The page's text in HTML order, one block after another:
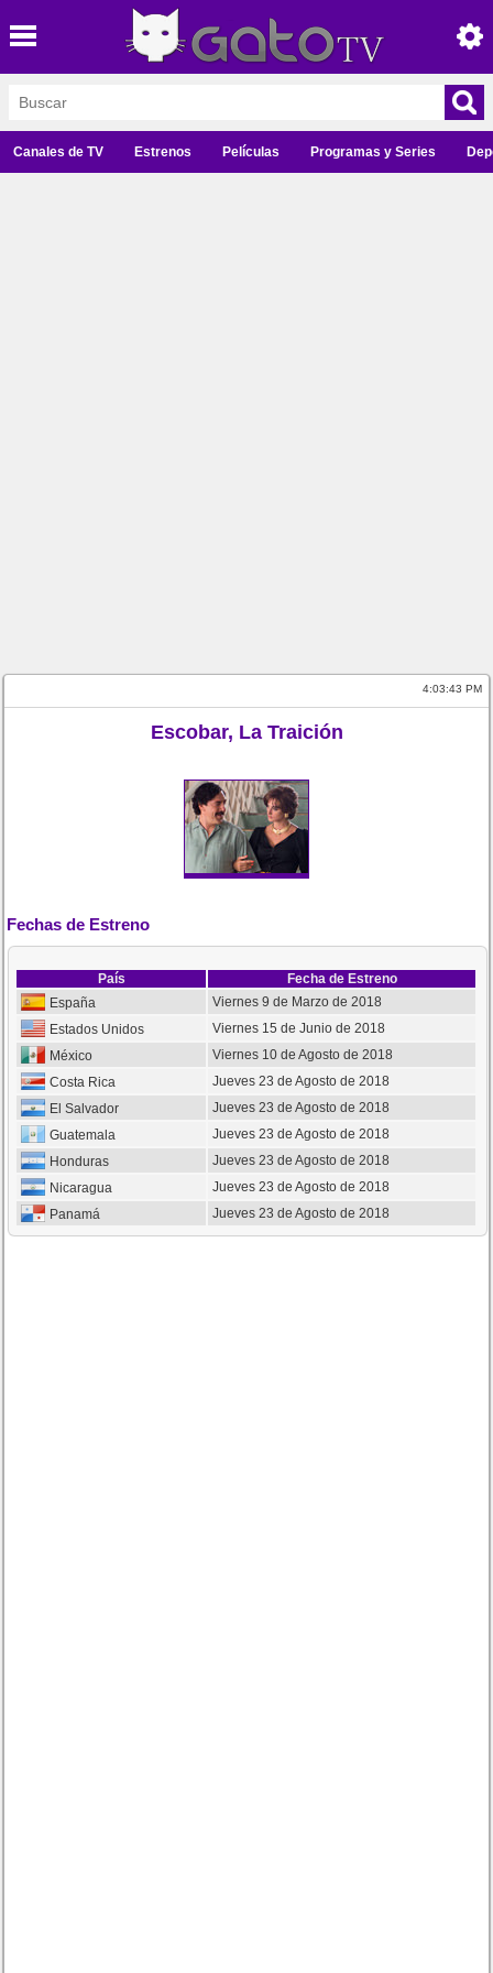
Canales de TV Estrenos Películas Programas y Series
4:03:43 PM
Escobar, La Traición
Fechas de Estreno
País
Fecha de Estreno
España
Viernes 9 de Marzo de 2018
Estados Unidos
Viernes 15 de Junio de 2018
México
Viernes 10 de Agosto de 2018
Costa Rica
Jueves 23 de Agosto de 2018
El Salvador
Jueves 23 de Agosto de 2018
Guatemala
Jueves 23 de Agosto de 2018
Honduras
Jueves 23 de Agosto de 2018
Nicaragua
Jueves 23 de Agosto de 2018
Panamá
Jueves 23 de Agosto de 2018